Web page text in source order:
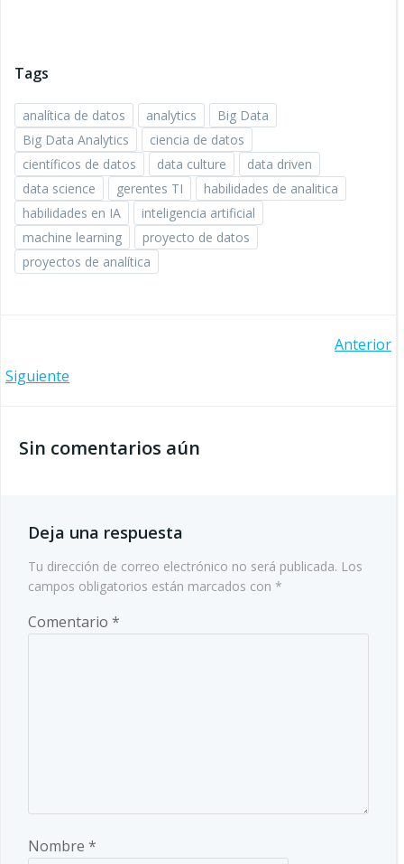
Tags
analítica de datos analytics
Big Data
Big Data Analytics
ciencia de datos
científicos de datos
data culture
data driven
data science
gerentes TI
habilidades de analitica
habilidades en IA
inteligencia artificial
machine learning
proyecto de datos
proyectos de analítica
de
entradas
Anterior
Navegación
de
entradas
Siguiente
Sin comentarios aún
Deja una respuesta
Tu dirección de correo electrónico no será publicada. Los
campos obligatorios están marcados con *
Comentario *
Nombre *